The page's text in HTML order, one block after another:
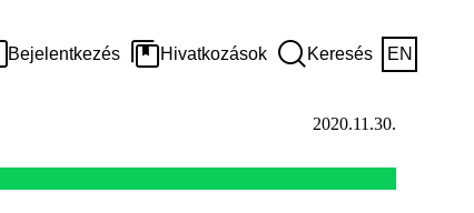
Bejelentkezés Hivatkozások Keresés EN
2020.11.30.